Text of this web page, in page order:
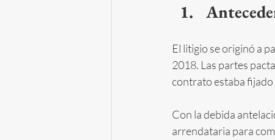
El litigio se originó a
2018. Las partes
contrato estaba fijado
Con la debida
arrendataria para